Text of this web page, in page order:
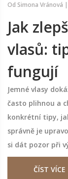
Od Simona Vránová |
Jak
vlasů:
fungují
Jemné vlasy
často plihnou a
konkrétní tipy,
správně je
si dát pozor při
vyhnout.
objem a udržet
ČÍST VÍCE